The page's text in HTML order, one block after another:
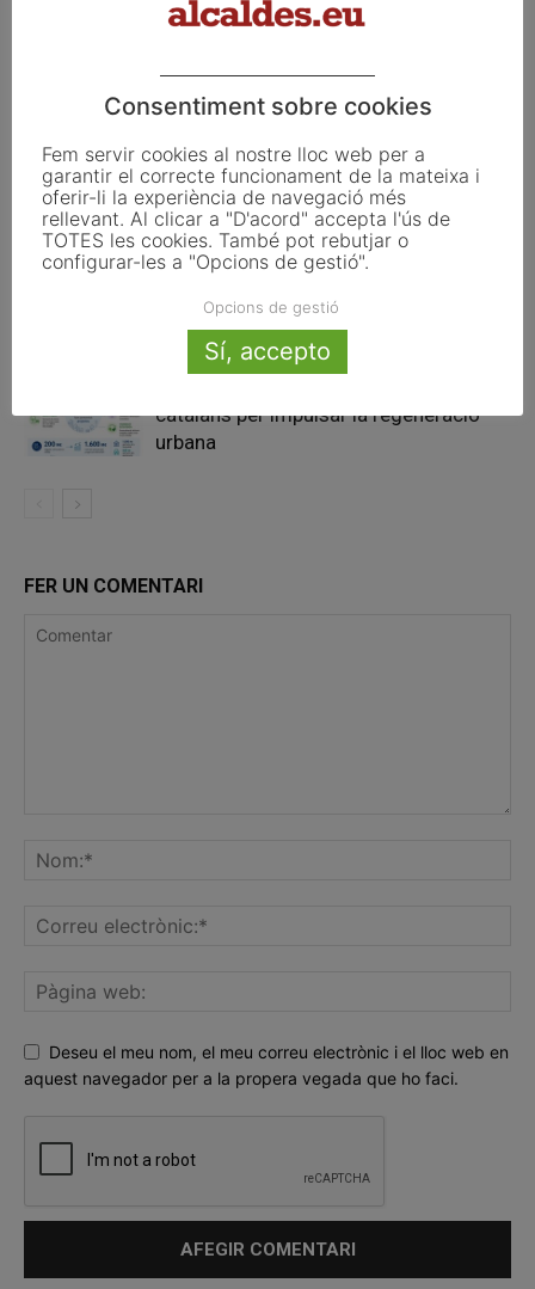
Articles relacionats
Pals reclama revisar el decret dels
habitatges d’ús turístic per preservar
l’autonomia municipal
La UE activa les primeres obligacions
de transparència de la Llei d’IA que
afecten els ajuntaments
catalans per impulsar la regeneració
urbana
FER UN COMENTARI
Deseu el meu nom, el meu correu electrònic i el lloc web en
aquest navegador per a la propera vegada que ho faci.
Consentiment sobre cookies
Fem servir cookies al nostre lloc web per a
garantir el correcte funcionament de la mateixa i
oferir-li la experiència de navegació més
rellevant. Al clicar a "D'acord" accepta l'ús de
TOTES les cookies. També pot rebutjar o
configurar-les a "Opcions de gestió".
Opcions de gestió
Sí, accepto